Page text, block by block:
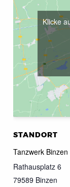
STANDORT
Tanzwerk Binzen
Rathausplatz 6
79589 Binzen
Klicke